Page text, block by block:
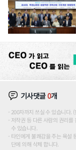
기사댓글0개
200자까지 쓰실 수 있습니다
저작권 등 다른 사람의 권리
수 있습니다.
타인에게 불쾌감을 주는 욕설
단에 의해 삭제 합니다.